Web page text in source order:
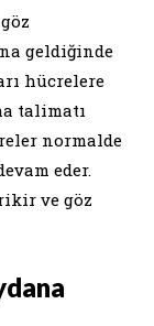
geldiğinde
hücrelere
talimatı
normalde
eder.
ve göz